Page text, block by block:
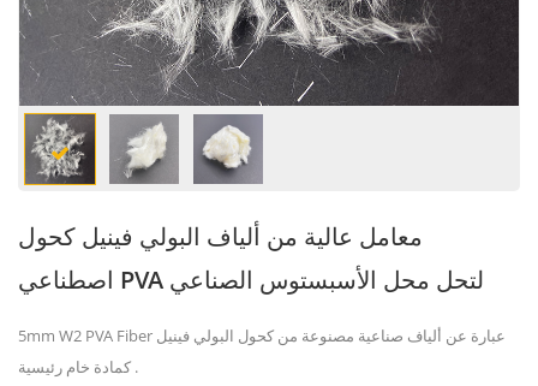
معامل عالية من ألياف البولي فينيل كحول
اصطناعي PVA لتحل محل الأسبستوس الصناعي
5mm W2 PVA Fiber عبارة عن ألياف صناعية مصنوعة من كحول البولي فينيل
كمادة خام رئيسية.